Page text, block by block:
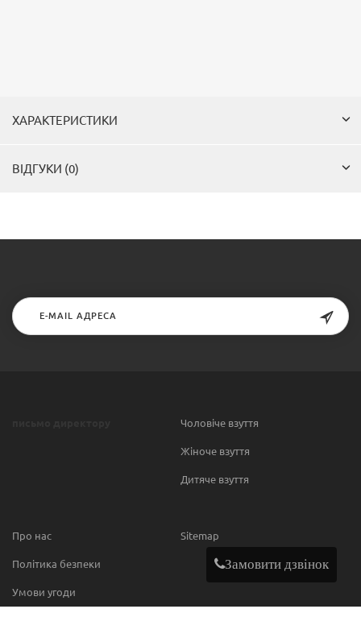
ХАРАКТЕРИСТИКИ
ВІДГУКИ (0)
Чоловіче взуття
Жіноче взуття
Дитяче взуття
Про нас
Політика безпеки
Умови угоди
Sitemap
Замовити дзвінок